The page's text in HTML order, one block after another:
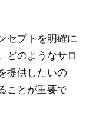
セプトを明確に
どのようなサロ
提供したいの
ことが重要で